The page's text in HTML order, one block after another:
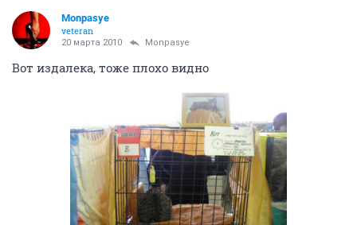
Monpasye
veteran
20 марта 2010 Monpasye
Вот издалека, тоже плохо видно